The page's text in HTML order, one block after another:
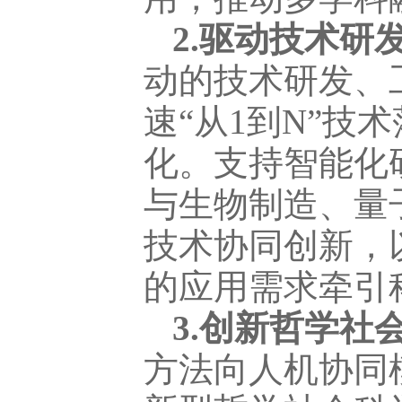
2.驱动技术研
动的技术研发、
速“从1到N”技
化。支持智能化
与生物制造、量
技术协同创新，
的应用需求牵
3.创新哲学社
方法向人机协